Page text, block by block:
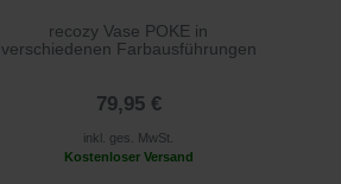
recozy Vase POKE in
verschiedenen Farbausführungen
79,95 €
inkl. ges. MwSt.
Kostenloser Versand